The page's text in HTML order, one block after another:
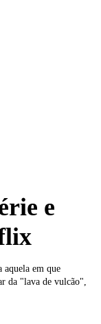
e
aquela em que
da "lava de vulcão",